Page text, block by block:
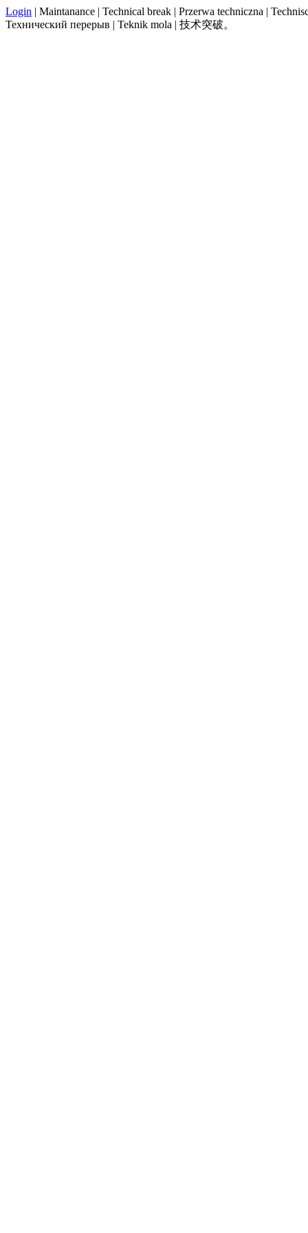
Login | Maintanance | Technical break | Przerwa techniczna |
Технический перерыв | Teknik mola | 技术突破。